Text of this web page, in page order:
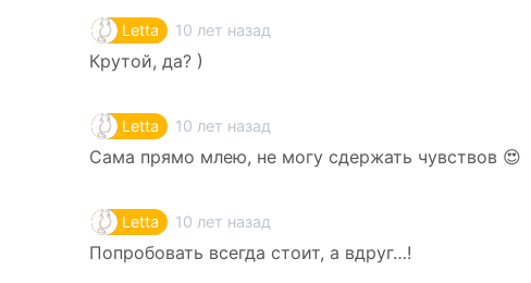
Letta 10 лет назад
Крутой, да? )
Letta 10 лет назад
Сама прямо млею, не могу сдержать чувствов 😍
Letta 10 лет назад
Попробовать всегда стоит, а вдруг…!